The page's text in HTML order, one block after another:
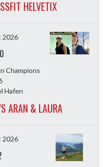
HELVETIX
2026
Champions
Hafen
ARAN & LAURA
2026